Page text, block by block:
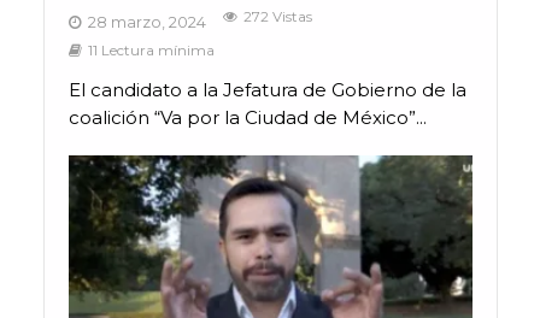
28 marzo, 2024
272 Vistas
11 Lectura mínima
El candidato a la Jefatura de Gobierno de la
coalición “Va por la Ciudad de México”...